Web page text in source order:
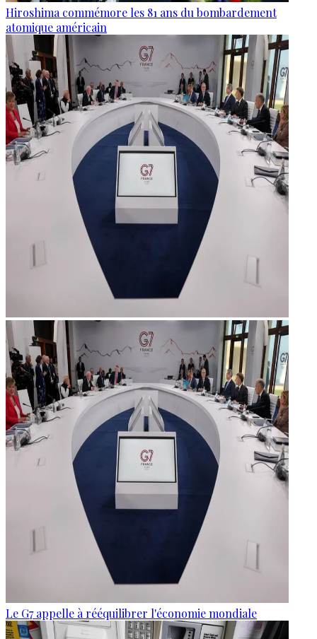
Hiroshima commémore les 81 ans du bombardement
atomique américain
Le G7 appelle à rééquilibrer l'économie mondiale